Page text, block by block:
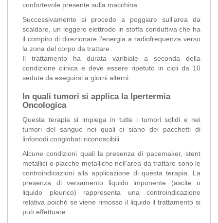
confortevole presente sulla macchina.
Successivamente si procede a poggiare sull’area da
scaldare, un leggero elettrodo in stoffa conduttiva che ha
il compito di direzionare l’energia a radiofrequenza verso
la zona del corpo da trattare.
Il trattamento ha durata varibiale a seconda della
condizione clinica e deve essere ripetuto in cicli da 10
sedute da eseguirsi a giorni alterni.
In quali tumori si applica la Ipertermia
Oncologica
Questa terapia si impiega in tutte i tumori solidi e nei
tumori del sangue nei quali ci siano dei pacchetti di
linfonodi conglobati riconoscibili.
Alcune condizioni quali la presenza di pacemaker, stent
metallici o placche metalliche nell'area da trattare sono le
controindicazioni alla applicazione di questa terapia. La
presenza di versamento liquido imponente (ascite o
liquido pleurico) rappresenta una controindicazione
relativa poiché se viene rimosso il liquido il trattamento si
può effettuare.